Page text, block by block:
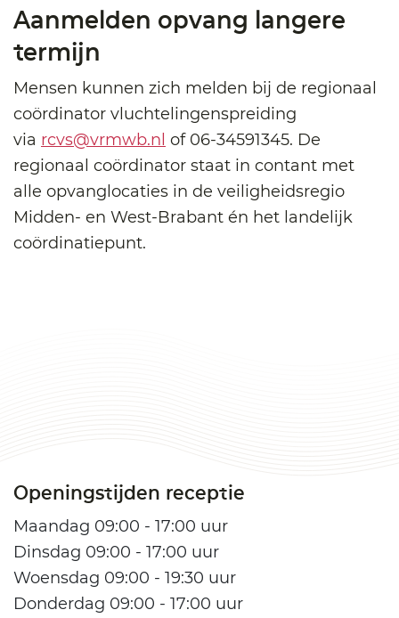
Aanmelden opvang langere
termijn
Mensen kunnen zich melden bij de regionaal
coördinator vluchtelingenspreiding
via rcvs@vrmwb.nl of 06-34591345. De
regionaal coördinator staat in contant met
alle opvanglocaties in de veiligheidsregio
Midden- en West-Brabant én het landelijk
coördinatiepunt.
Openingstijden receptie
Maandag 09:00 - 17:00 uur
Dinsdag 09:00 - 17:00 uur
Woensdag 09:00 - 19:30 uur
Donderdag 09:00 - 17:00 uur